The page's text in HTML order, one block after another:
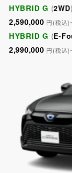
HYBRID G (2WD)
2,590,000 円(税込
HYBRID G (E-
2,990,000 円(税込